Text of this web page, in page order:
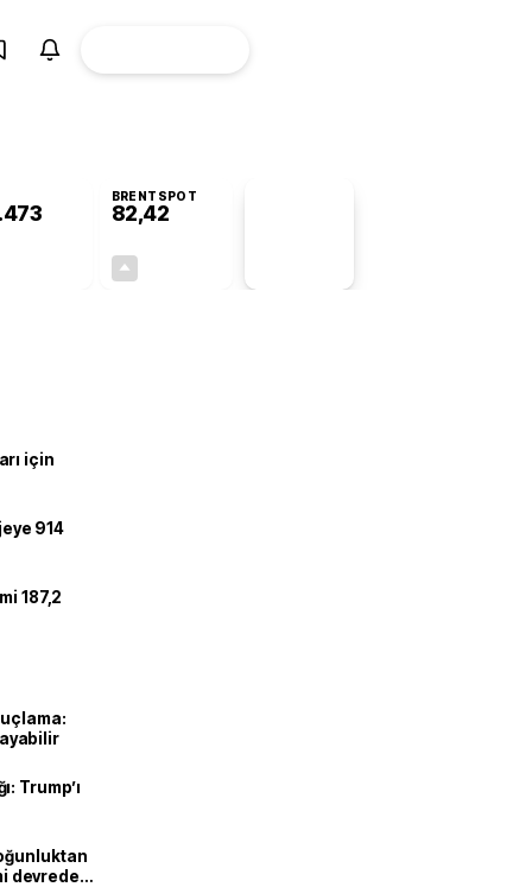
BRENTSPOT
82,42
için
914
187,2
Trump’ı
devreden